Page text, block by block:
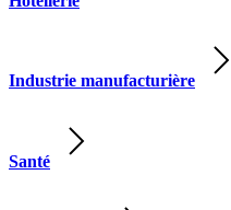
Industrie manufacturière
Santé